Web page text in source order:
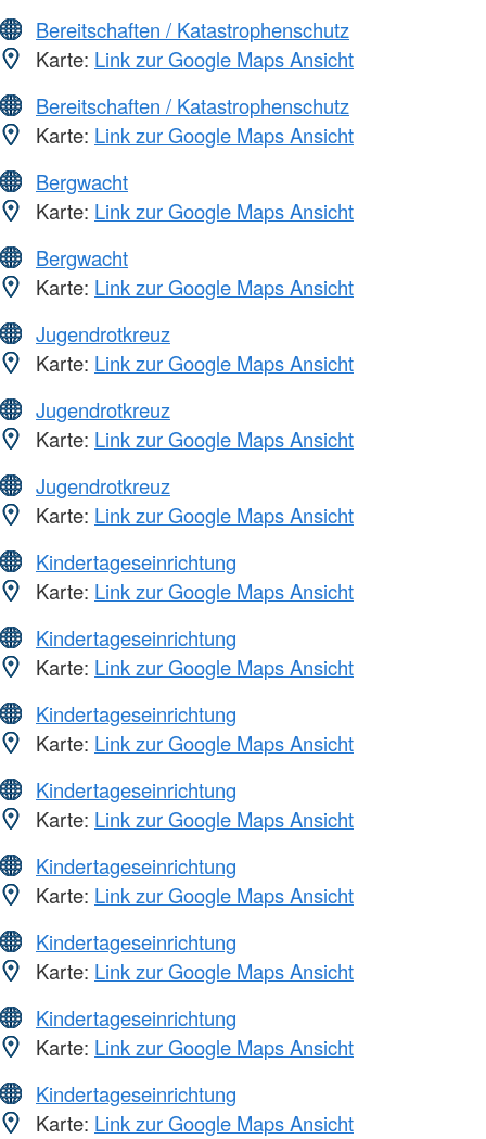
Bereitschaften / Katastrophenschutz
Karte: Link zur Google Maps Ansicht
Bereitschaften / Katastrophenschutz
Karte: Link zur Google Maps Ansicht
Bergwacht
Karte: Link zur Google Maps Ansicht
Bergwacht
Karte: Link zur Google Maps Ansicht
Jugendrotkreuz
Karte: Link zur Google Maps Ansicht
Jugendrotkreuz
Karte: Link zur Google Maps Ansicht
Jugendrotkreuz
Karte: Link zur Google Maps Ansicht
Kindertageseinrichtung
Karte: Link zur Google Maps Ansicht
Kindertageseinrichtung
Karte: Link zur Google Maps Ansicht
Kindertageseinrichtung
Karte: Link zur Google Maps Ansicht
Kindertageseinrichtung
Karte: Link zur Google Maps Ansicht
Kindertageseinrichtung
Karte: Link zur Google Maps Ansicht
Kindertageseinrichtung
Karte: Link zur Google Maps Ansicht
Kindertageseinrichtung
Karte: Link zur Google Maps Ansicht
Kindertageseinrichtung
Karte: Link zur Google Maps Ansicht